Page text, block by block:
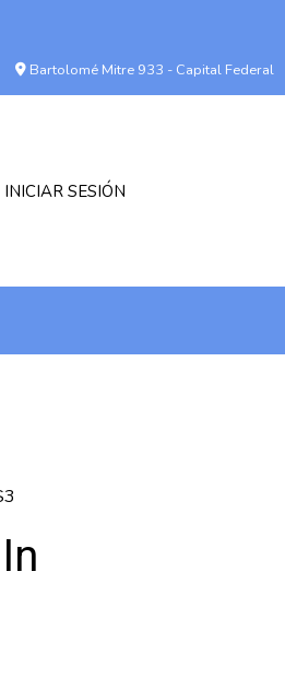
Bartolomé Mitre 933 - Capital Federal
INICIAR SESIÓN